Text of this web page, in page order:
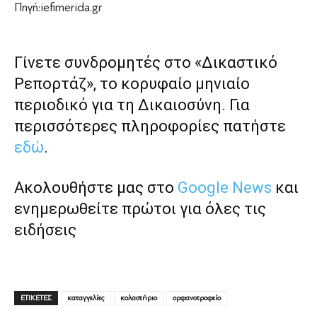
Πηγή:iefimerida.gr
Γίνετε συνδρομητές στο «Δικαστικό
Ρεπορτάζ», το κορυφαίο μηνιαίο
περιοδικό για τη Δικαιοσύνη. Για
περισσότερες πληροφορίες πατήστε
εδώ.
Ακολουθήστε μας στο Google News και
ενημερωθείτε πρώτοι για όλες τις
ειδήσεις
ΕΤΙΚΕΤΕΣ καταγγελίες κολαστήριο ορφανοτροφείο